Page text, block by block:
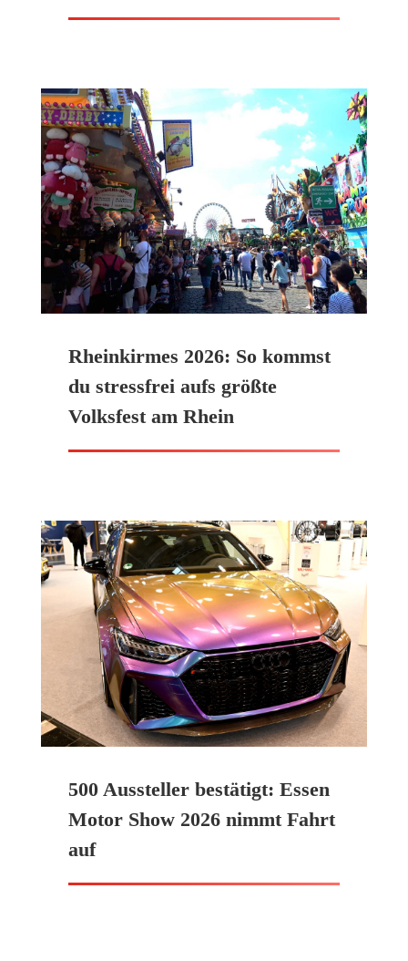
Rheinkirmes 2026: So kommst
du stressfrei aufs größte
Volksfest am Rhein
500 Aussteller bestätigt: Essen
Motor Show 2026 nimmt Fahrt
auf